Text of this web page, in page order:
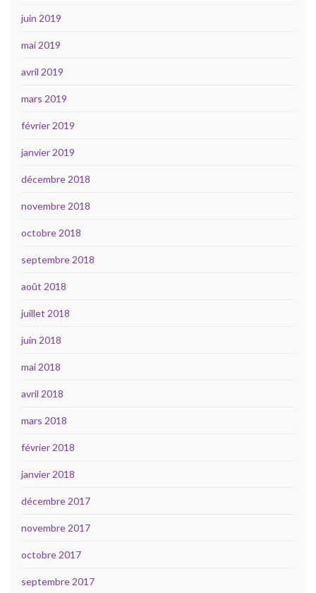
juin 2019
mai 2019
avril 2019
mars 2019
février 2019
janvier 2019
décembre 2018
novembre 2018
octobre 2018
septembre 2018
août 2018
juillet 2018
juin 2018
mai 2018
avril 2018
mars 2018
février 2018
janvier 2018
décembre 2017
novembre 2017
octobre 2017
septembre 2017